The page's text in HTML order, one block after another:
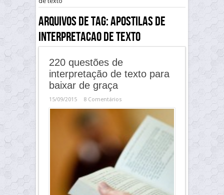
Arquivos de Tag:apostilas de
interpretacao de texto
220 questões de
interpretação de texto para
baixar de graça
15/09/2015 8 Comentários